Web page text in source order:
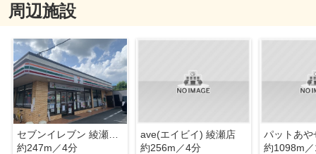
周辺施設
セブンイレブン 綾瀬寺尾西店
約247m／4分
ave(エイビイ) 綾瀬店
約256m／4分
パットあや
約1098m